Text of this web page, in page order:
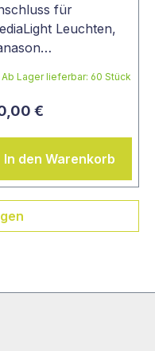
für
Leuchten,
Ab Lager lieferbar: 60 Stück
€
In den Warenkorb